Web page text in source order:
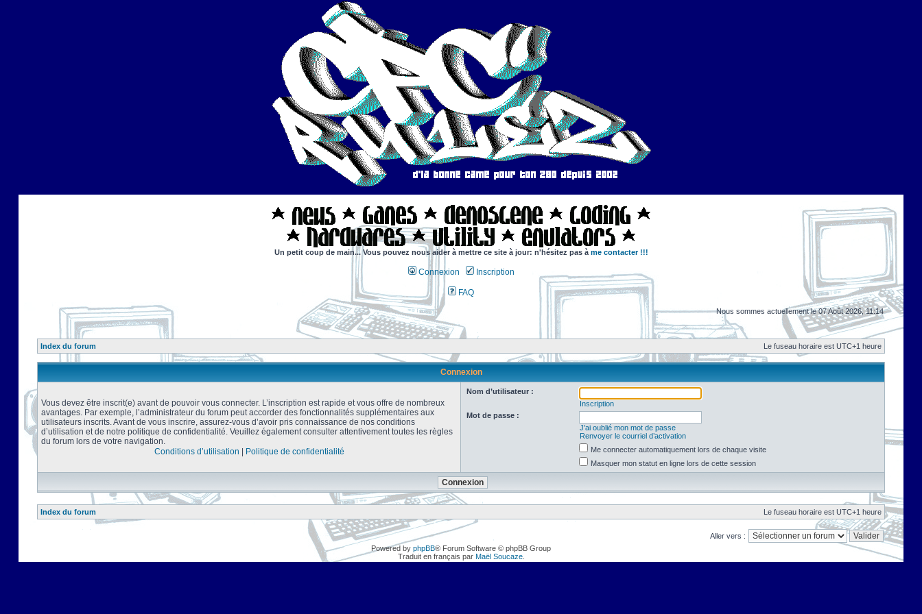
Un petit coup de main... Vous pouvez nous aider à mettre ce site à jour: n'hésitez pas à me contacter !!!
Connexion Inscription
FAQ
Nous sommes actuellement le 07 Août 2026, 11:14
Index du forum Le fuseau horaire est UTC+1 heure
Connexion
Vous devez être inscrit(e) avant de pouvoir vous connecter. L’inscription est rapide et vous offre de nombreux
avantages. Par exemple, l’administrateur du forum peut accorder des fonctionnalités supplémentaires aux
utilisateurs inscrits. Avant de vous inscrire, assurez-vous d’avoir pris connaissance de nos conditions
d’utilisation et de notre politique de confidentialité. Veuillez également consulter attentivement toutes les règles
du forum lors de votre navigation.
Conditions d’utilisation
Politique de confidentialité
Nom d’utilisateur :
Inscription
Mot de passe :
J’ai oublié mon mot de passe
Renvoyer le courriel d’activation
Me connecter automatiquement lors de chaque visite
Masquer mon statut en ligne lors de cette session
Index du forum Le fuseau horaire est UTC+1 heure
Aller vers :
Powered by phpBB® Forum Software © phpBB Group
Traduit en français par Maël Soucaze.